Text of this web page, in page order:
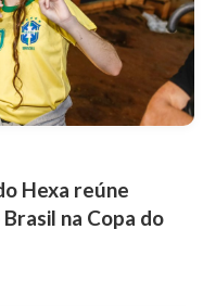
Hexa reúne
na Copa do